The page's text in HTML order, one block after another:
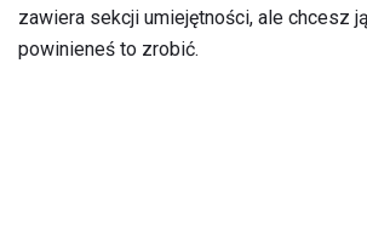
zawiera sekcji umiejętności, ale chcesz
powinieneś to zrobić.